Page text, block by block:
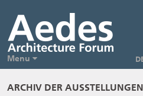
Menu
ARCHIV DER AUSSTELLUNGEN